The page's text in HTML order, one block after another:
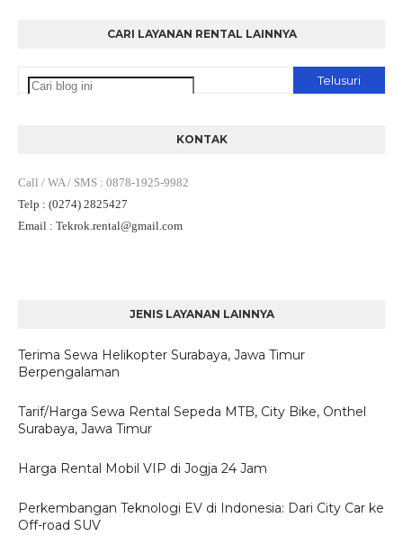
CARI LAYANAN RENTAL LAINNYA
KONTAK
Call / WA / SMS : 0878-1925-9982
Telp : (0274) 2825427
Email : Tekrok.rental@gmail.com
JENIS LAYANAN LAINNYA
Terima Sewa Helikopter Surabaya, Jawa Timur
Berpengalaman
Tarif/Harga Sewa Rental Sepeda MTB, City Bike, Onthel
Surabaya, Jawa Timur
Harga Rental Mobil VIP di Jogja 24 Jam
Perkembangan Teknologi EV di Indonesia: Dari City Car ke
Off-road SUV